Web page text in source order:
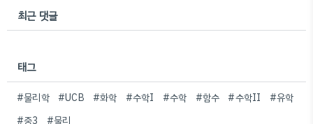
최근 댓글
태그
#물리학 #UCB #화학 #수학I #수학 #함수 #수학II
#유학
#중3
#물리